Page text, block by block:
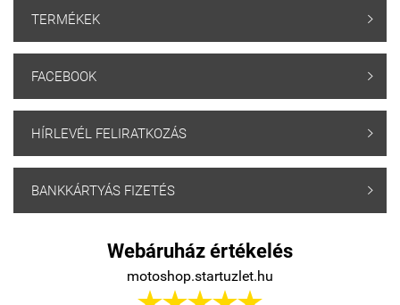
TERMÉKEK 
FACEBOOK 
HÍRLEVÉL FELIRATKOZÁS 
BANKKÁRTYÁS FIZETÉS 
Webáruház értékelés
motoshop.startuzlet.hu